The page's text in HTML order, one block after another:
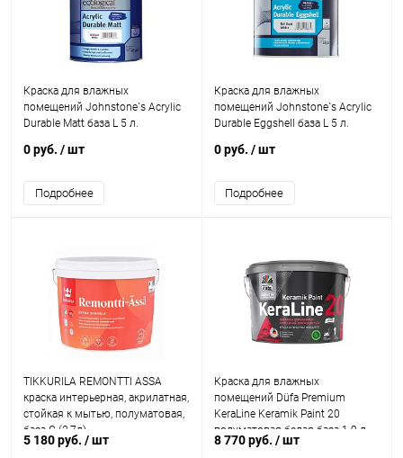
Краска для влажных
помещений Johnstone`s Acrylic
Durable Matt база L 5 л.
0 руб. / шт
Подробнее
Краска для влажных
помещений Johnstone`s Acrylic
Durable Eggshell база L 5 л.
0 руб. / шт
Подробнее
TIKKURILA REMONTTI ASSA
краска интерьерная, акрилатная,
стойкая к мытью, полуматовая,
база C (2,7л)
5 180 руб. / шт
Краска для влажных
помещений Düfa Premium
KeraLine Keramik Paint 20
полуматовая белая база 1 9 л.
8 770 руб. / шт